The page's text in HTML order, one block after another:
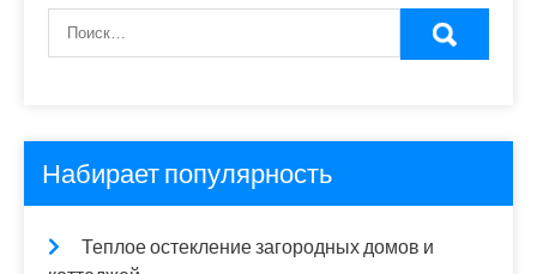
Набирает популярность
Теплое остекление загородных домов и